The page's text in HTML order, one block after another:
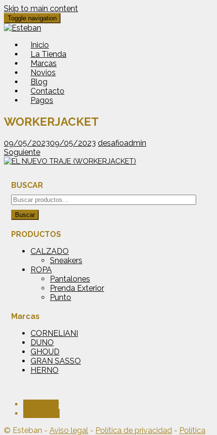
Skip to main content
Toggle navigation
Inicio
La Tienda
Marcas
Novios
Blog
Contacto
Pagos
WORKERJACKET
09/05/202309/05/2023 desafioadmin
Soguiente
BUSCAR
Buscar
por:
Buscar
PRODUCTOS
CALZADO
Sneakers
ROPA
Pantalones
Prenda Exterior
Punto
Marcas
CORNELIANI
DUNO
GHOUD
GRAN SASSO
HERNO
© Esteban - Aviso legal - Política de privacidad - Política